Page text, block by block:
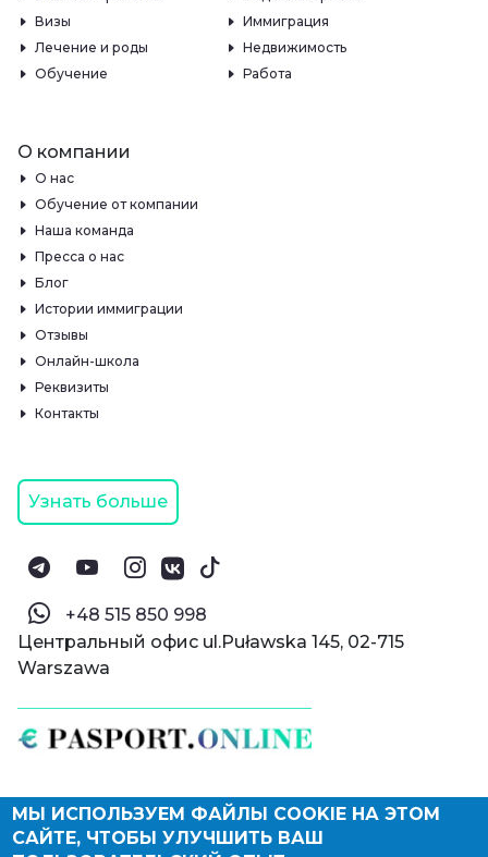
© Паспорт Онлайн 2019—2026
Политика конфиденциальности
Визы
Иммиграция
Лечение и роды
Недвижимость
Обучение
Работа
О компании
О нас
Обучение от компании
Наша команда
Пресса о нас
Блог
Истории иммиграции
Отзывы
Онлайн-школа
Реквизиты
Контакты
Узнать больше
‪+48 515 850 998‬
Центральный офис ul.Puławska 145, 02-715
Warszawa
МЫ ИСПОЛЬЗУЕМ ФАЙЛЫ COOKIE НА ЭТОМ
САЙТЕ, ЧТОБЫ УЛУЧШИТЬ ВАШ